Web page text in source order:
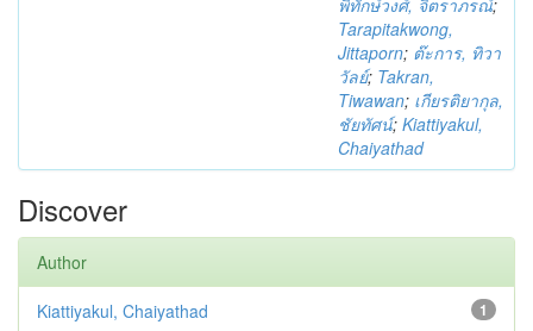
พิทักษ์วงศ์, จิตราภรณ์;
Tarapitakwong,
Jittaporn; ต๊ะการ, ทิวา
วัลย์; Takran,
Tiwawan; เกียรติยากุล,
ชัยทัศน์; Kiattiyakul,
Chaiyathad
Discover
Author
1
Kiattiyakul, Chaiyathad